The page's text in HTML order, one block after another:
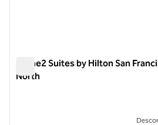
Home2 Suites by Hilton San
North